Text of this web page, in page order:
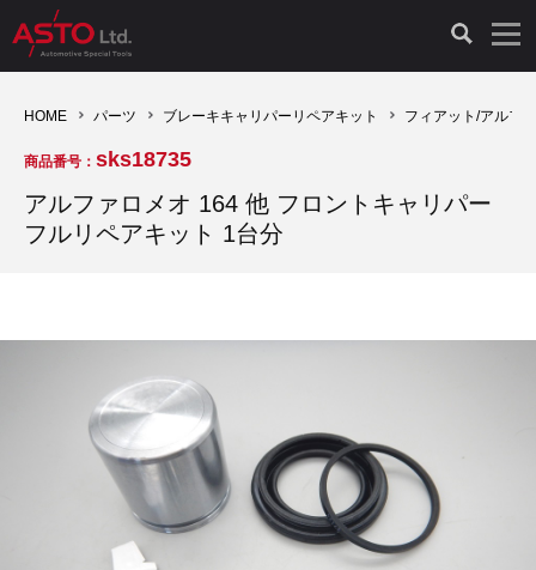
診断機（16）
キープログラマー（4）
オプション品（17）
診断テスター（10）
キープログラマー（20）
安定化電源ユニット（8）
バッテリーテスター（4）
古い車両用診断テスター（10）
HCB TOOLS（45）
AST TOOLS（51）
ドイツ車（211）
イタリア/フランス車（27）
イギリス車（23）
オシロスコープ（2）
オシロ関連商品（9）
その他（8）
ドイツ車（427）
イタリア/フランス車（145）
スウェーデン車（45）
日本車（40）
現品修理（77）
リビルト品（58）
イモビライザーOFF（1）
オシロスコープ（10）
アクセサリー（13）
HOME パーツ ブレーキキャリパーリペアキット フィアット/アルフ
商品番号： sks18735
アルファロメオ 164 他 フロントキャリパー
フルリペアキット 1台分